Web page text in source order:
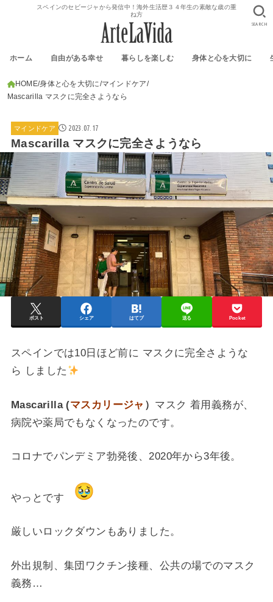
スペインのセビージャから発信中！海外生活歴３４年生の素敵な歳の重
ね方
ホーム 自由がある幸せ 暮らしを楽しむ 身体と心を大切に
SEARCH
HOME 身体と心を大切に マインドケア
Mascarilla マスクに完全さようなら
マインドケア 2023.07.17
Mascarilla マスクに完全さようなら
ポスト シェア はてブ 送る Pocket
スペインでは10日ほど前に マスクに完全さような
ら しました
Mascarilla (マスカリージャ ） マスク 着用義務が、
病院や薬局でもなくなったのです。
コロナでパンデミア勃発後、2020年から3年後。
やっとです
厳しいロックダウンもありました。
外出規制、集団ワクチン接種、公共の場でのマスク
義務…